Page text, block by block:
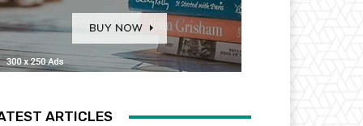
ARTICLES